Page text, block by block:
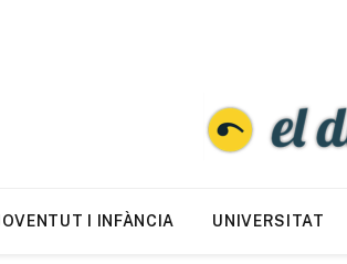
I INFÀNCIA UNIVERSITAT